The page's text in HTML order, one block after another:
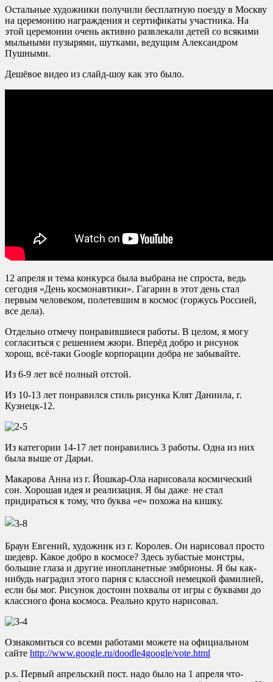
Остальные художники получили бесплатную поезду в Москву
на церемонию награждения и сертификаты участника. На
этой церемонии очень активно развлекали детей со всякими
мыльными пузырями, шутками, ведущим Александром
Пушными.
Дешёвое видео из слайд-шоу как это было.
12 апреля и тема конкурса была выбрана не спроста, ведь
сегодня «День космонавтики». Гагарин в этот день стал
первым человеком, полетевшим в космос (горжусь Россией,
все дела).
Отдельно отмечу понравившиеся работы. В целом, я могу
согласиться с решением жюри. Вперёд добро и рисунок
хорош, всё-таки Google корпорации добра не забывайте.
Из 6-9 лет всё полный отстой.
Из 10-13 лет понравился стиль рисунка Клят Даниила, г.
Кузнецк-12.
Из категории 14-17 лет понравились 3 работы. Одна из них
была выше от Дарьи.
Макарова Анна из г. Йошкар-Ола нарисовала космический
сон. Хорошая идея и реализация. Я бы даже не стал
придираться к тому, что буква «e» похожа на кишку.
Браун Евгений, художник из г. Королев. Он нарисовал просто
шедевр. Какое добро в космосе? Здесь зубастые монстры,
большие глаза и другие инопланетные эмбрионы. Я бы как-
нибудь наградил этого парня с классной немецкой фамилией,
если бы мог. Рисунок достоин похвалы от игры с буквами до
классного фона космоса. Реально круто нарисовал.
Ознакомиться со всеми работами можете на официальном
сайте http://www.google.ru/doodle4google/vote.html
p.s. Первый апрельский пост. надо было на 1 апреля что-